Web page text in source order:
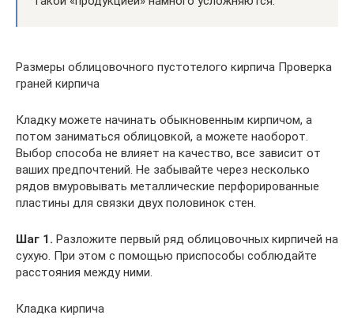
Размеры облицовочного пустотелого кирпича Проверка
граней кирпича
Кладку можете начинать обыкновенным кирпичом, а
потом заниматься облицовкой, а можете наоборот.
Выбор способа не влияет на качество, все зависит от
ваших предпочтений. Не забывайте через несколько
рядов вмуровывать металлические перфорированные
пластины для связки двух половинок стен.
Шаг 1. Разложите первый ряд облицовочных кирпичей на
сухую. При этом с помощью приспособы соблюдайте
расстояния между ними.
Кладка кирпича